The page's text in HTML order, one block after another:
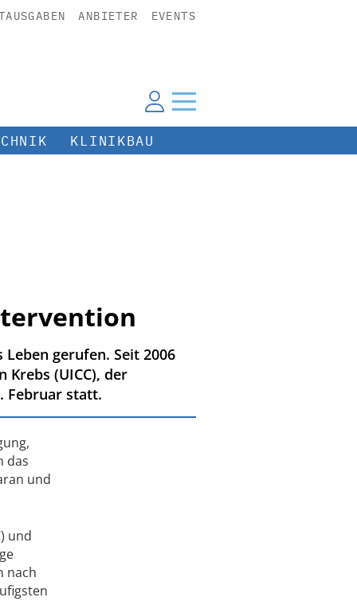
ANBIETER EVENTS
KLINIKBAU
gerufen. Seit 2006
(UICC), der
Februar statt.
das
und
und
nach